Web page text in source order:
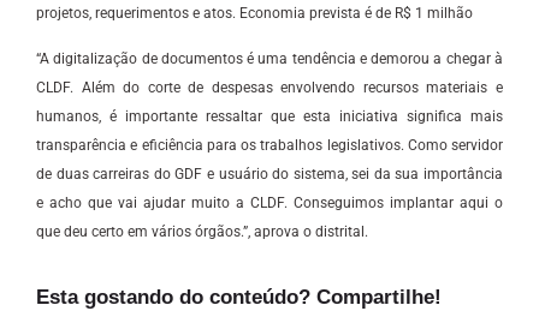
projetos, requerimentos e atos. Economia prevista é de R$ 1 milhão
“A digitalização de documentos é uma tendência e demorou a chegar à
CLDF. Além do corte de despesas envolvendo recursos materiais e
humanos, é importante ressaltar que esta iniciativa significa mais
transparência e eficiência para os trabalhos legislativos. Como servidor
de duas carreiras do GDF e usuário do sistema, sei da sua importância
e acho que vai ajudar muito a CLDF. Conseguimos implantar aqui o
que deu certo em vários órgãos.”, aprova o distrital.
Esta gostando do conteúdo? Compartilhe!